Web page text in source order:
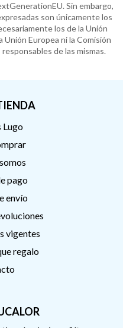
Sin embargo,
son únicamente los
los de la Unión
Unión Europea ni la Comisión
de las mismas.
Lugo
pago
envío
vigentes
regalo